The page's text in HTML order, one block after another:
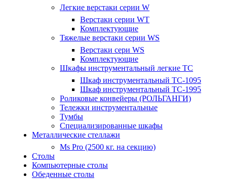
Легкие верстаки серии W
Верстаки серии WT
Комплектующие
Тяжелые верстаки серии WS
Верстаки сери WS
Комплектующие
Шкафы инструментальный легкие ТС
Шкаф инструментальный TC-1095
Шкаф инструментальный TC-1995
Роликовые конвейеры (РОЛЬГАНГИ)
Тележки инструментальные
Тумбы
Специализированные шкафы
Металлические стеллажи
Ms Pro (2500 кг. на секцию)
Столы
Компьютерные столы
Обеденные столы